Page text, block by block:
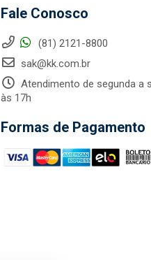
Fale Conosco
(81) 2121-8800
sak@kk.com.br
Atendimento de segunda a
às 17h
Formas de Pagamento